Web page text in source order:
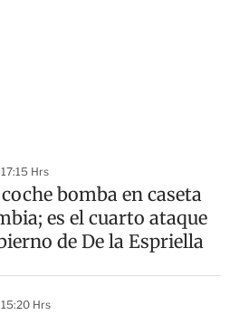
Hrs
bomba en caseta
es el cuarto ataque
de De la Espriella
Hrs